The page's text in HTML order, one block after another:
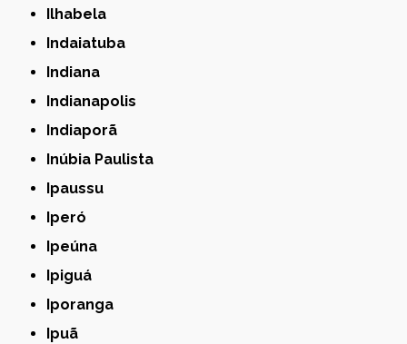
Ilhabela
Indaiatuba
Indiana
Indianapolis
Indiaporã
Inúbia Paulista
Ipaussu
Iperó
Ipeúna
Ipiguá
Iporanga
Ipuã